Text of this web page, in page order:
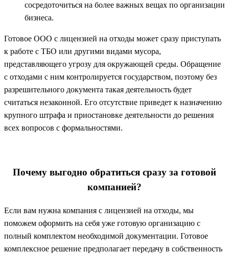
сосредоточиться на более важных вещах по организации
бизнеса.
Готовое ООО с лицензией на отходы может сразу приступать
к работе с ТБО или другими видами мусора,
представляющего угрозу для окружающей среды. Обращение
с отходами с ним контролируется государством, поэтому без
разрешительного документа такая деятельность будет
считаться незаконной. Его отсутствие приведет к назначению
крупного штрафа и приостановке деятельности до решения
всех вопросов с формальностями.
Почему выгодно обратиться сразу за готовой
компанией?
Если вам нужна компания с лицензией на отходы, мы
поможем оформить на себя уже готовую организацию с
полный комплектом необходимой документации. Готовое
комплексное решение предполагает передачу в собственность